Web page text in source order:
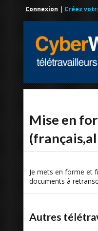
Connexion | Créez
Mise en
Je mets en forme et
documents à
Autres